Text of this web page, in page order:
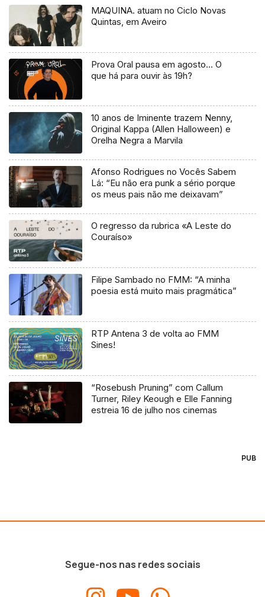
MAQUINA. atuam no Ciclo Novas
Quintas, em Aveiro
Prova Oral pausa em agosto… O
que há para ouvir às 19h?
10 anos de Iminente trazem Nenny,
Original Kappa (Allen Halloween) e
Orelha Negra a Marvila
Afonso Rodrigues no Vocês Sabem
Lá: “Eu não era punk a sério porque
os meus pais não me deixavam”
O regresso da rubrica «A Leste do
Couraíso»
Filipe Sambado no FMM: “A minha
poesia está muito mais pragmática”
RTP Antena 3 de volta ao FMM
Sines!
“Rosebush Pruning” com Callum
Turner, Riley Keough e Elle Fanning
estreia 16 de julho nos cinemas
PUB
Segue-nos nas redes sociais